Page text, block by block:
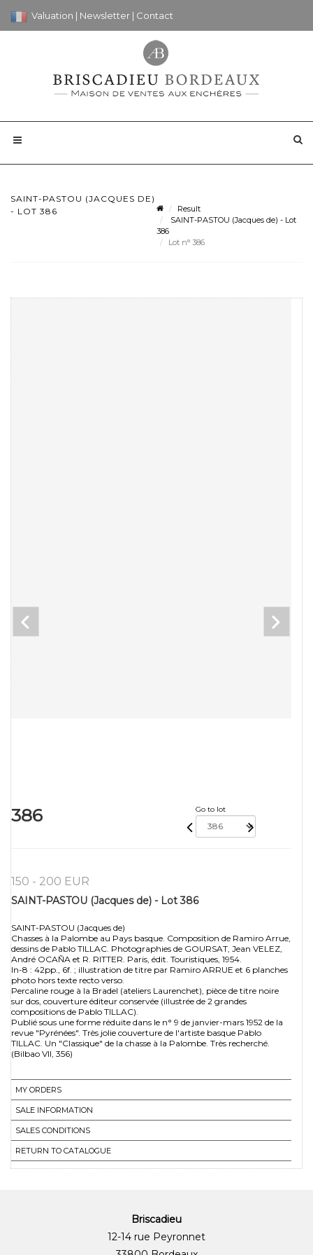
Valuation | Newsletter | Contact
SAINT-PASTOU (JACQUES DE)
- LOT 386
Result
SAINT-PASTOU (Jacques de) - Lot
386
Lot n° 386
386 Go to lot
150 - 200 EUR
SAINT-PASTOU (Jacques de) - Lot 386
SAINT-PASTOU (Jacques de)
Chasses à la Palombe au Pays basque. Composition de Ramiro Arrue,
dessins de Pablo TILLAC. Photographies de GOURSAT, Jean VELEZ,
André OCAÑA et R. RITTER. Paris, édit. Touristiques, 1954.
In-8 : 42pp., 6f. ; illustration de titre par Ramiro ARRUE et 6 planches
photo hors texte recto verso.
Percaline rouge à la Bradel (ateliers Laurenchet), pièce de titre noire
sur dos, couverture éditeur conservée (illustrée de 2 grandes
compositions de Pablo TILLAC).
Publié sous une forme réduite dans le n° 9 de janvier-mars 1952 de la
revue "Pyrénées". Très jolie couverture de l'artiste basque Pablo
TILLAC. Un "Classique" de la chasse à la Palombe. Très recherché.
(Bilbao VII, 356)
MY ORDERS
SALE INFORMATION
SALES CONDITIONS
RETURN TO CATALOGUE
Briscadieu
12-14 rue Peyronnet